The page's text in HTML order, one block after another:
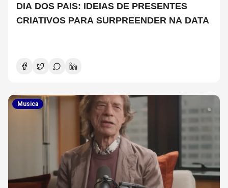
DIA DOS PAIS: IDEIAS DE PRESENTES
CRIATIVOS PARA SURPREENDER NA DATA
Musica